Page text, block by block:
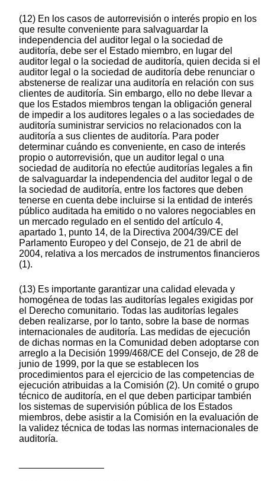
(12) En los casos de autorrevisión o interés propio en los
que resulte conveniente para salvaguardar la
independencia del auditor legal o la sociedad de
auditoría, debe ser el Estado miembro, en lugar del
auditor legal o la sociedad de auditoría, quien decida si el
auditor legal o la sociedad de auditoría debe renunciar o
abstenerse de realizar una auditoría en relación con sus
clientes de auditoría. Sin embargo, ello no debe llevar a
que los Estados miembros tengan la obligación general
de impedir a los auditores legales o a las sociedades de
auditoría suministrar servicios no relacionados con la
auditoría a sus clientes de auditoría. Para poder
determinar cuándo es conveniente, en caso de interés
propio o autorrevisión, que un auditor legal o una
sociedad de auditoría no efectúe auditorías legales a fin
de salvaguardar la independencia del auditor legal o de
la sociedad de auditoría, entre los factores que deben
tenerse en cuenta debe incluirse si la entidad de interés
público auditada ha emitido o no valores negociables en
un mercado regulado en el sentido del artículo 4,
apartado 1, punto 14, de la Directiva 2004/39/CE del
Parlamento Europeo y del Consejo, de 21 de abril de
2004, relativa a los mercados de instrumentos financieros
(1).
(13) Es importante garantizar una calidad elevada y
homogénea de todas las auditorías legales exigidas por
el Derecho comunitario. Todas las auditorías legales
deben realizarse, por lo tanto, sobre la base de normas
internacionales de auditoría. Las medidas de ejecución
de dichas normas en la Comunidad deben adoptarse con
arreglo a la Decisión 1999/468/CE del Consejo, de 28 de
junio de 1999, por la que se establecen los
procedimientos para el ejercicio de las competencias de
ejecución atribuidas a la Comisión (2). Un comité o grupo
técnico de auditoría, en el que deben participar también
los sistemas de supervisión pública de los Estados
miembros, debe asistir a la Comisión en la evaluación de
la validez técnica de todas las normas internacionales de
auditoría.